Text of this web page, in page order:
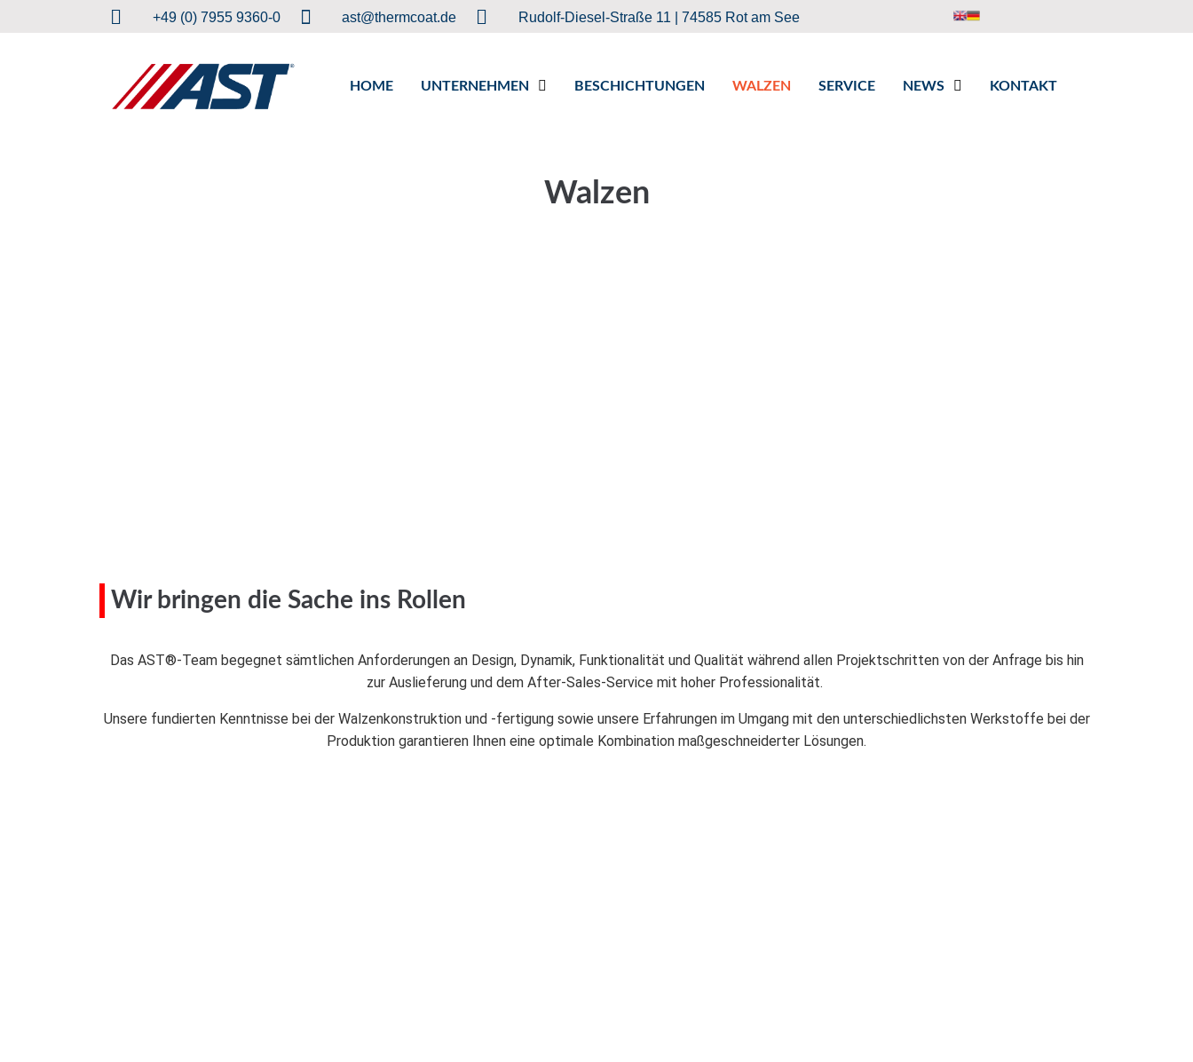
+49 (0) 7955 9360-0 ast@thermcoat.de Rudolf-Diesel-Straße 11 | 74585 Rot am See
HOME UNTERNEHMEN BESCHICHTUNGEN WALZEN SERVICE NEWS KONTAKT
Walzen
Wir bringen die Sache ins Rollen​
Das AST®-Team begegnet sämtlichen Anforderungen an Design, Dynamik, Funktionalität und Qualität während allen Projektschritten von der Anfrage bis hin
zur Auslieferung und dem After-Sales-Service mit hoher Professionalität.
Unsere fundierten Kenntnisse bei der Walzenkonstruktion und -fertigung sowie unsere Erfahrungen im Umgang mit den unterschiedlichsten Werkstoffe bei der
Produktion garantieren Ihnen eine optimale Kombination maßgeschneiderter Lösungen.